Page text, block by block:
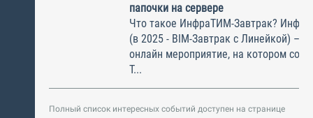
папочки на сервере
Что такое ИнфраТИМ-Завтрак?
(в 2025 - BIM-Завтрак с Линейкой) –
онлайн мероприятие, на котором
Т...
Полный список интересных событий доступен на странице